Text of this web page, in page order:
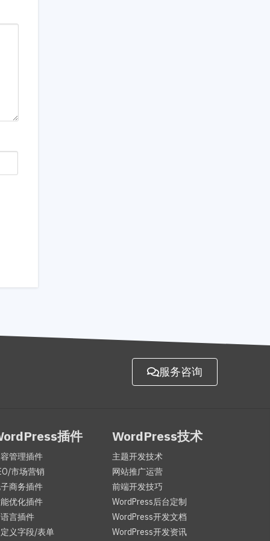
服务咨询
插件
管理插件
市场营销
商务插件
优化插件
言插件
义字段/表单
WordPress技术
主题开发技术
网站推广运营
前端开发技巧
WordPress后台定制
WordPress开发文档
WordPress开发资讯